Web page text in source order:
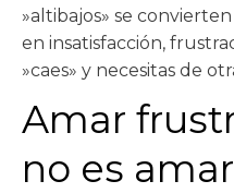
»altibajos» se
en insatisfacción,
»caes» y necesitas de
Amar
no es amar